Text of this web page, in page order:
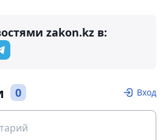
zakon.kz в:
0 Вход